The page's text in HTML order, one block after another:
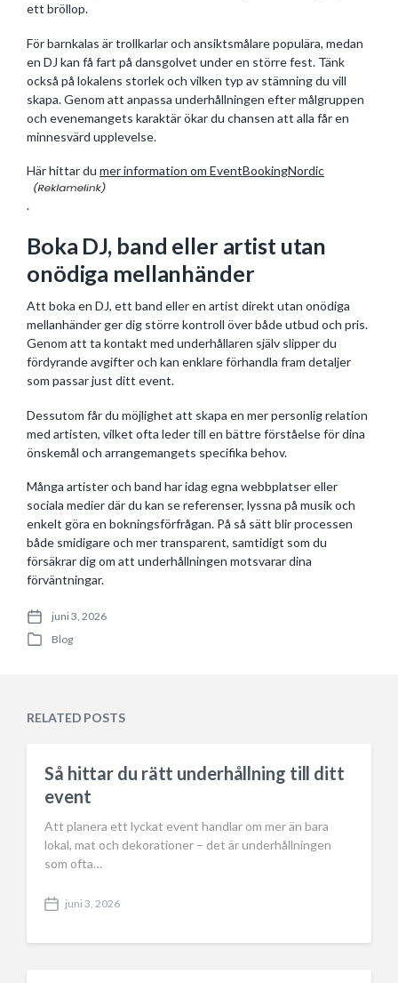
ett bröllop.
För barnkalas är trollkarlar och ansiktsmålare populära, medan
en DJ kan få fart på dansgolvet under en större fest. Tänk
också på lokalens storlek och vilken typ av stämning du vill
skapa. Genom att anpassa underhållningen efter målgruppen
och evenemangets karaktär ökar du chansen att alla får en
minnesvärd upplevelse.
Här hittar du mer information om EventBookingNordic
.
Boka DJ, band eller artist utan
onödiga mellanhänder
Att boka en DJ, ett band eller en artist direkt utan onödiga
mellanhänder ger dig större kontroll över både utbud och pris.
Genom att ta kontakt med underhållaren själv slipper du
fördyrande avgifter och kan enklare förhandla fram detaljer
som passar just ditt event.
Dessutom får du möjlighet att skapa en mer personlig relation
med artisten, vilket ofta leder till en bättre förståelse för dina
önskemål och arrangemangets specifika behov.
Många artister och band har idag egna webbplatser eller
sociala medier där du kan se referenser, lyssna på musik och
enkelt göra en bokningsförfrågan. På så sätt blir processen
både smidigare och mer transparent, samtidigt som du
försäkrar dig om att underhållningen motsvarar dina
förväntningar.
P
t
juni 3, 2026
P
d
Blog
RELATED POSTS
Så hittar du rätt underhållning till ditt
event
Att planera ett lyckat event handlar om mer än bara
lokal, mat och dekorationer – det är underhållningen
som ofta…
P
s
juni 3, 2026